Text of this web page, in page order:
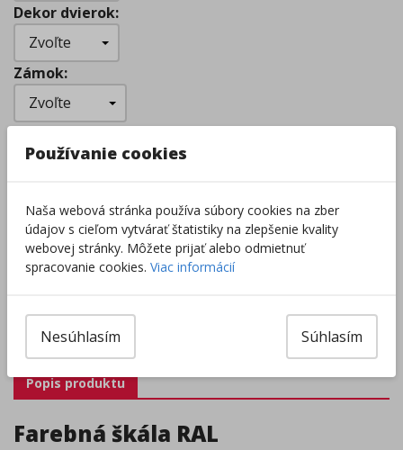
Dekor dvierok:
Zámok:
Cena:dohodou
– +
pridať produkt medzi obľúbené
Popis produktu
Farebná škála RAL
Používanie cookies
Naša webová stránka používa súbory cookies na zber
údajov s cieľom vytvárať štatistiky na zlepšenie kvality
webovej stránky. Môžete prijať alebo odmietnuť
spracovanie cookies. Viac informácií
Súhlasím
Nesúhlasím